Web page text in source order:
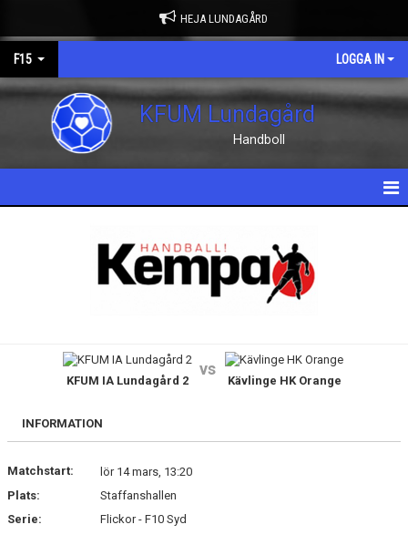
HEJA LUNDAGÅRD
F15 LOGGA IN
KFUM Lundagård
Handboll
BILDGALLERI
KONTAKT
KFUM IA Lundagård 2
vs
Kävlinge HK Orange
INFORMATION
Matchstart:
lör 14 mars, 13:20
Plats:
Staffanshallen
Serie:
Flickor - F10 Syd